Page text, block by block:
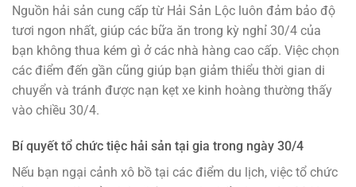
Nguồn hải sản cung cấp từ Hải Sản Lộc luôn đảm bảo độ
tươi ngon nhất, giúp các bữa ăn trong kỳ nghỉ 30/4 của
bạn không thua kém gì ở các nhà hàng cao cấp. Việc chọn
các điểm đến gần cũng giúp bạn giảm thiểu thời gian di
chuyển và tránh được nạn kẹt xe kinh hoàng thường thấy
vào chiều 30/4.
Bí quyết tổ chức tiệc hải sản tại gia trong ngày 30/4
Nếu bạn ngại cảnh xô bồ tại các điểm du lịch, việc tổ chức